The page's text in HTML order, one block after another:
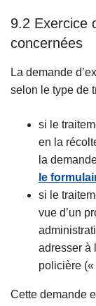
9.2 Exercice
concernées
La demande
selon le type de
si le
en la
la
le
si le
vue d’un
adresser à
policière («
Cette demande